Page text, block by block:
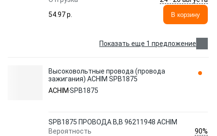
54.97 p.
В корзину
Показать еще 1 предложение
Высоковольтные провода (провода
зажигания) ACHIM SPB1875
ACHIM SPB1875
SPB1875 ПРОВОДА В,В 96211948 ACHIM
Вероятность
90%